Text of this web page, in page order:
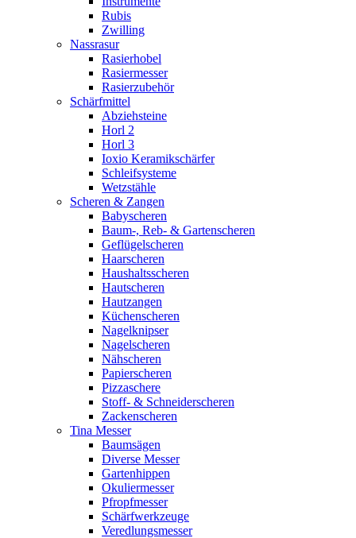
Rubis
Zwilling
Nassrasur
Rasierhobel
Rasiermesser
Rasierzubehör
Schärfmittel
Abziehsteine
Horl 2
Horl 3
Ioxio Keramikschärfer
Schleifsysteme
Wetzstähle
Scheren & Zangen
Babyscheren
Baum-, Reb- & Gartenscheren
Geflügelscheren
Haarscheren
Haushaltsscheren
Hautscheren
Hautzangen
Küchenscheren
Nagelknipser
Nagelscheren
Nähscheren
Papierscheren
Pizzaschere
Stoff- & Schneiderscheren
Zackenscheren
Tina Messer
Baumsägen
Diverse Messer
Gartenhippen
Okuliermesser
Pfropfmesser
Schärfwerkzeuge
Veredlungsmesser